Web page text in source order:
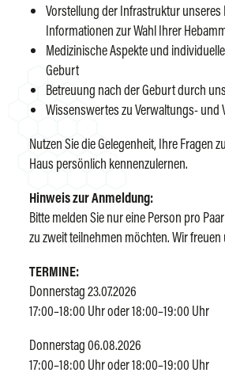
Vorstellung der Infrastruktur unseres
Informationen zur Wahl Ihrer
Medizinische Aspekte und
Geburt
Betreuung nach der Geburt durch
Wissenswertes zu Verwaltungs- und
Nutzen Sie die Gelegenheit, Ihre Fragen
Haus persönlich kennenzulernen.
Hinweis zur Anmeldung:
Bitte melden Sie nur eine Person pro
zu zweit teilnehmen möchten. Wir
TERMINE:
Donnerstag 23.07.2026
17:00–18:00 Uhr oder 18:00–19:00 Uhr
Donnerstag 06.08.2026
17:00–18:00 Uhr oder 18:00–19:00 Uhr